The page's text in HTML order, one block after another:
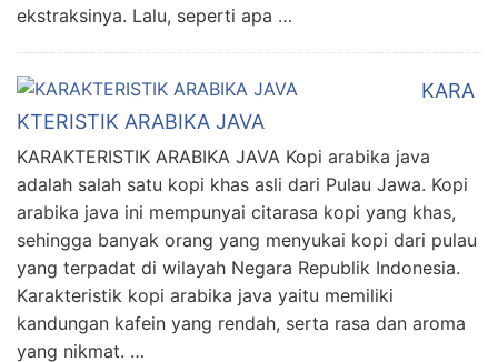
ekstraksinya. Lalu, seperti apa …
KARA
KTERISTIK ARABIKA JAVA
KARAKTERISTIK ARABIKA JAVA Kopi arabika java
adalah salah satu kopi khas asli dari Pulau Jawa. Kopi
arabika java ini mempunyai citarasa kopi yang khas,
sehingga banyak orang yang menyukai kopi dari pulau
yang terpadat di wilayah Negara Republik Indonesia.
Karakteristik kopi arabika java yaitu memiliki
kandungan kafein yang rendah, serta rasa dan aroma
yang nikmat. …